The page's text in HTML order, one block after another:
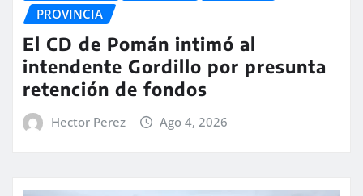
PROVINCIA
El CD de Pomán intimó al
intendente Gordillo por presunta
retención de fondos
Hector Perez Ago 4, 2026